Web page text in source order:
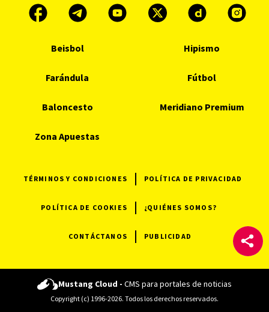
Beisbol Hipismo
Farándula Fútbol
Baloncesto Meridiano Premium
Zona Apuestas
TÉRMINOS Y CONDICIONES POLÍTICA DE PRIVACIDAD
POLÍTICA DE COOKIES ¿QUIÉNES SOMOS?
CONTÁCTANOS PUBLICIDAD
Mustang Cloud - CMS para portales de noticias
Copyright (c) 1996-2026. Todos los derechos reservados.